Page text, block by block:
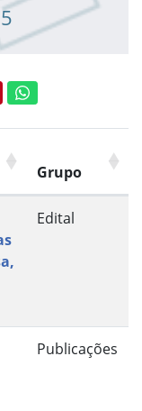
WhatsApp
Grupo
Edital
Publicações